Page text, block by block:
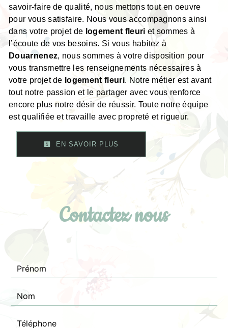
savoir-faire de qualité, nous mettons tout en oeuvre
pour vous satisfaire. Nous vous accompagnons ainsi
dans votre projet de logement fleuri et sommes à
l’écoute de vos besoins. Si vous habitez à
Douarnenez, nous sommes à votre disposition pour
vous transmettre les renseignements nécessaires à
votre projet de logement fleuri. Notre métier est avant
tout notre passion et le partager avec vous renforce
encore plus notre désir de réussir. Toute notre équipe
est qualifiée et travaille avec propreté et rigueur.
EN SAVOIR PLUS
Contactez nous